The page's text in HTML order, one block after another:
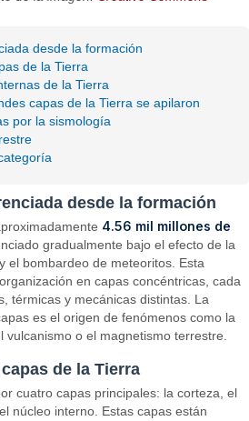
desde la formación
de la Tierra
de la Tierra
capas de la Tierra se apilaron
por la sismología
desde la formación
4.56 mil millones de
gradualmente bajo el efecto de la
el bombardeo de meteoritos. Esta
en capas concéntricas, cada
térmicas y mecánicas distintas. La
es el origen de fenómenos como la
o el magnetismo terrestre.
de la Tierra
cuatro capas principales: la corteza, el
núcleo interno. Estas capas están